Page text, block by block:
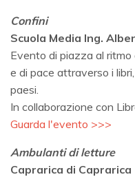
Confini
Scuola Media Ing.
Evento di piazza al ritmo
e di pace attraverso i
paesi.
In collaborazione con
Guarda l'evento >>>
Ambulanti di letture
Caprarica di Caprarica